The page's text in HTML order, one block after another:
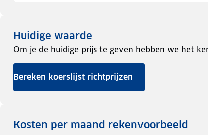
Huidige waarde
Om je de huidige prijs te geven hebben we het
Bereken koerslijst richtprijzen
Kosten per maand rekenvoorbeeld